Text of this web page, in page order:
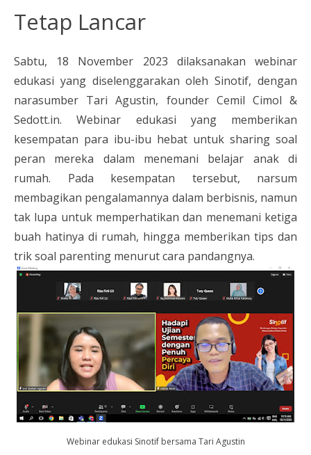
Tetap Lancar
Sabtu, 18 November 2023 dilaksanakan webinar
edukasi yang diselenggarakan oleh Sinotif, dengan
narasumber Tari Agustin, founder Cemil Cimol &
Sedott.in. Webinar edukasi yang memberikan
kesempatan para ibu-ibu hebat untuk sharing soal
peran mereka dalam menemani belajar anak di
rumah. Pada kesempatan tersebut, narsum
membagikan pengalamannya dalam berbisnis, namun
tak lupa untuk memperhatikan dan menemani ketiga
buah hatinya di rumah, hingga memberikan tips dan
trik soal parenting menurut cara pandangnya.
Webinar edukasi Sinotif bersama Tari Agustin